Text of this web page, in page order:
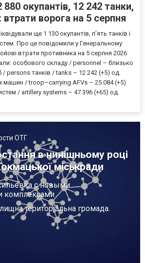
окупантів, 12 242 танки,
ворога на 5 серпня
ще 1 130 окупантів, пʼять танків і
Про це повідомили у Генеральному
втрати противника на 5 серпня 2026
особового складу / personnel – близько
/ persons танків / tanks – 12 242 (+5) од.
машин / troop–carrying AFVs – 25 084 (+5)
/ artillery systems – 47 396 (+65) од.
ОТГ
в нинішньому році
міськради
с новыми
комплексами
територіальна громада.